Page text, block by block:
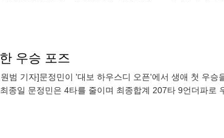
우승 포즈
범 기자]문정민이 '대보 하우스디 오픈'에서 생애 첫 우승
종일 문정민은 4타를 줄이며 최종합계 207타 9언더파로